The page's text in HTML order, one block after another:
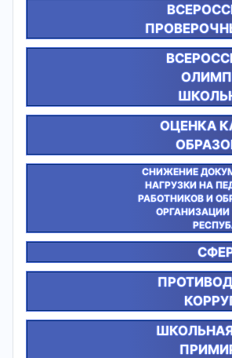
ОЦЕНКА
СНИЖЕНИЕ
НАГРУЗКИ НА
РАБОТНИКОВ И